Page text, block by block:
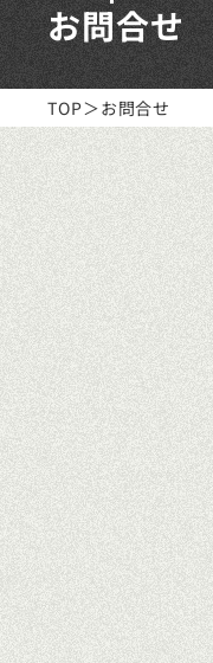
お問合せ
TOP お問合せ